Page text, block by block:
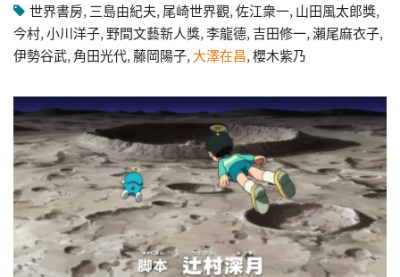
世界書房,三島由紀夫,尾崎世界觀,佐江衆一,山田風太郎獎,
今村,小川洋子,野間文藝新人獎,李龍德,吉田修一,瀨尾麻衣子,
伊勢谷武,角田光代,藤岡陽子,大澤在昌,櫻木紫乃